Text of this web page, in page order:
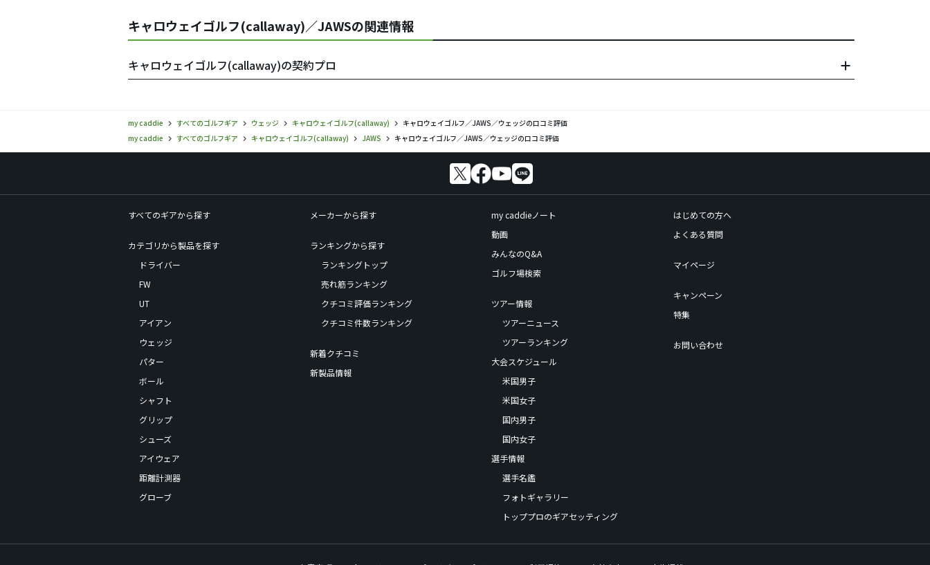
キャロウェイゴルフ(callaway)／JAWSの関連情報
キャロウェイゴルフ(callaway)の契約プロ
my caddie すべてのゴルフギア ウェッジ キャロウェイゴルフ(callaway)
キャロウェイゴルフ／JAWS／ウェッジの口コミ評価
my caddie
すべてのゴルフギア キャロウェイゴルフ(callaway) JAWS キャロウェイゴルフ／JAWS／ウェッジの口コミ評価
すべてのギアから探す
カテゴリから製品を探す
ドライバー
FW
UT
アイアン
ウェッジ
パター
ボール
シャフト
グリップ
シューズ
アイウェア
距離計測器
グローブ
メーカーから探す
ランキングから探す
ランキングトップ
売れ筋ランキング
クチコミ評価ランキング
クチコミ件数ランキング
新着クチコミ
新製品情報
my caddieノート
動画
みんなのQ&A
ゴルフ場検索
ツアー情報
ツアーニュース
ツアーランキング
大会スケジュール
米国男子
米国女子
国内男子
国内女子
選手情報
選手名鑑
フォトギャラリー
トッププロのギアセッティング
はじめての方へ
よくある質問
マイページ
キャンペーン
特集
お問い合わせ